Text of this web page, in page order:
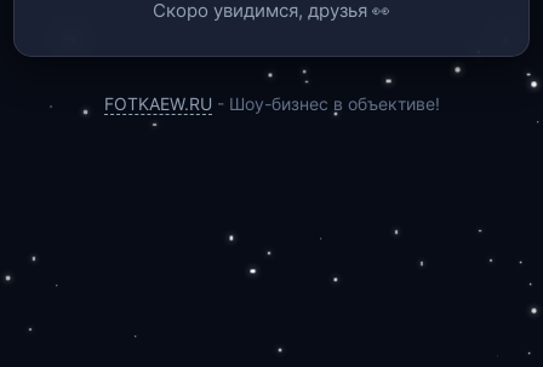
Скоро увидимся, друзья 👀
FOTKAEW.RU - Шоу-бизнес в объективе!